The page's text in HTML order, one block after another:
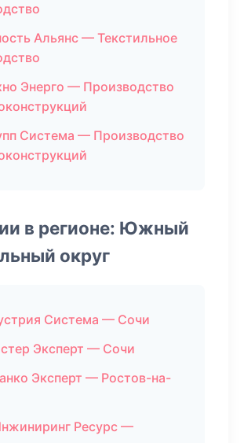
Альянс — Текстильное
Энерго — Производство
Система — Производство
в регионе: Южный
округ
Система — Сочи
Эксперт — Сочи
Эксперт — Ростов-на-
Ресурс —